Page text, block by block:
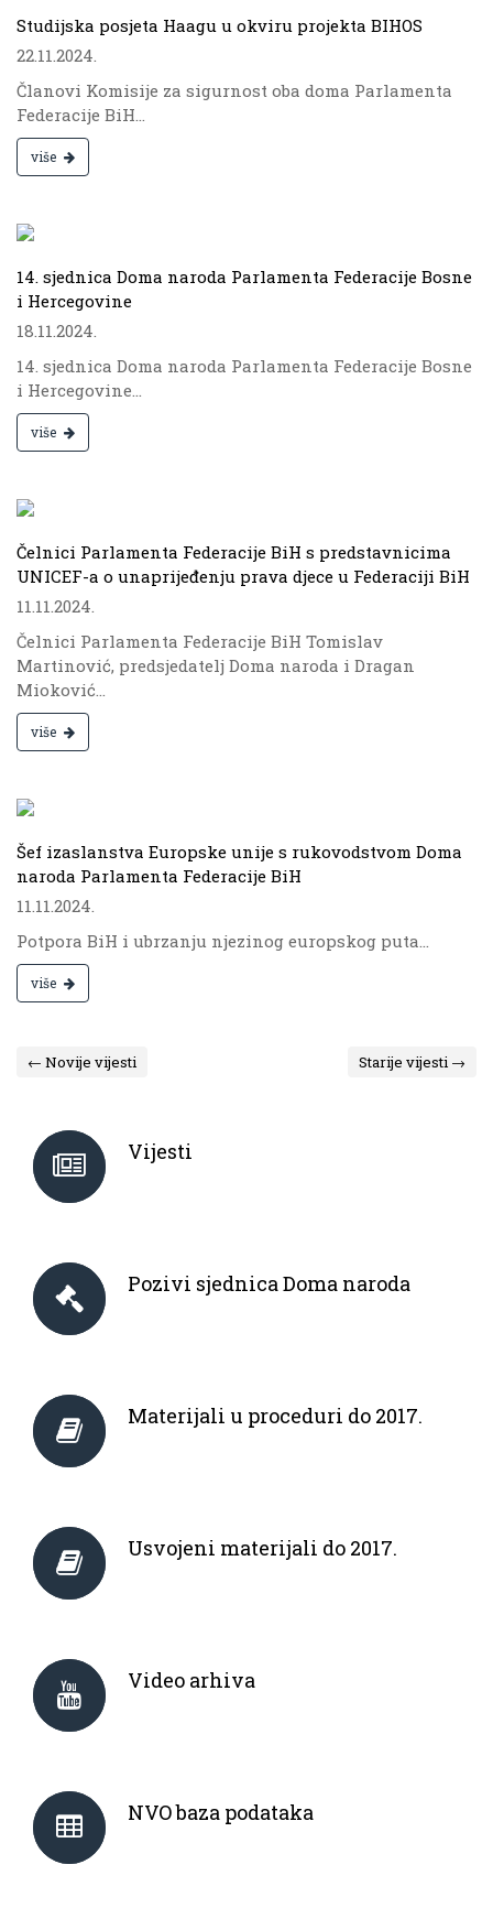
Studijska posjeta Haagu u okviru projekta BIHOS
22.11.2024.
Članovi Komisije za sigurnost oba doma Parlamenta
Federacije BiH...
više
14. sjednica Doma naroda Parlamenta Federacije Bosne
i Hercegovine
18.11.2024.
14. sjednica Doma naroda Parlamenta Federacije Bosne
i Hercegovine...
više
Čelnici Parlamenta Federacije BiH s predstavnicima
UNICEF-a o unaprijeđenju prava djece u Federaciji BiH
11.11.2024.
Čelnici Parlamenta Federacije BiH Tomislav
Martinović, predsjedatelj Doma naroda i Dragan
Mioković...
više
Šef izaslanstva Europske unije s rukovodstvom Doma
naroda Parlamenta Federacije BiH
11.11.2024.
Potpora BiH i ubrzanju njezinog europskog puta...
više
← Novije vijesti Starije vijesti →
Vijesti
Pozivi sjednica Doma naroda
Materijali u proceduri do 2017.
Usvojeni materijali do 2017.
Video arhiva
NVO baza podataka